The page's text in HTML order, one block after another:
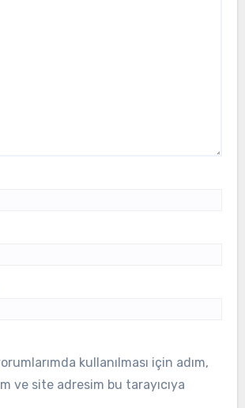
kullanılması için adım,
ve site adresim bu tarayıcıya